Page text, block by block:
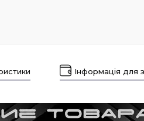
Інформація для